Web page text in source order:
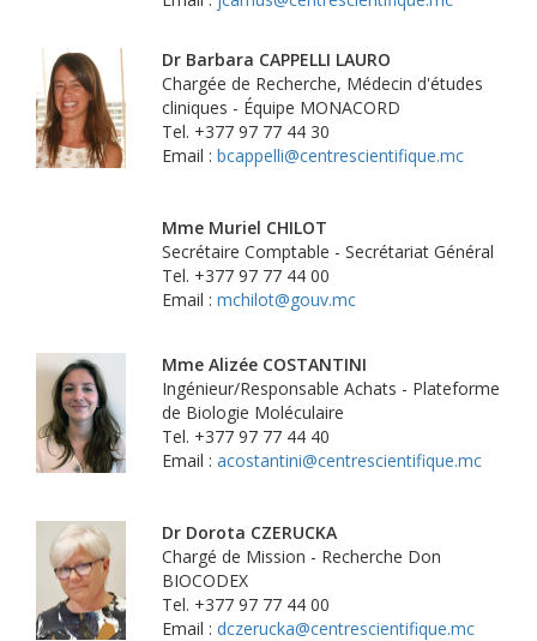
Dr Barbara CAPPELLI LAURO
Chargée de Recherche, Médecin d'études
cliniques - Équipe MONACORD
Tel. +377 97 77 44 30
Email : bcappelli@centrescientifique.mc
Mme Muriel CHILOT
Secrétaire Comptable - Secrétariat Général
Tel. +377 97 77 44 00
Email : mchilot@gouv.mc
Mme Alizée COSTANTINI
Ingénieur/Responsable Achats - Plateforme
de Biologie Moléculaire
Tel. +377 97 77 44 40
Email : acostantini@centrescientifique.mc
Dr Dorota CZERUCKA
Chargé de Mission - Recherche Don
BIOCODEX
Tel. +377 97 77 44 00
Email : dczerucka@centrescientifique.mc